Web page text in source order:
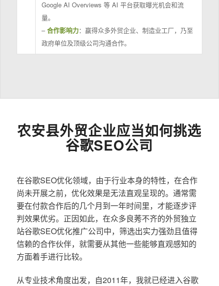
Google AI Overviews 等 AI 平台获取曝光机会和流
量。
–合作影响力：赢得众多外贸企业、制造业工厂，乃至
政府单位及顶级公司沟通合作。
农安县外贸企业应当如何挑选
谷歌SEO公司
在谷歌SEO优化领域，由于行业本身的特性，在合作
尚未开展之前，优化效果是无法直观呈现的。通常需
要在付款合作后的几个月到一年时间里，才能逐步评
判效果优劣。正因如此，在众多良莠不齐的外贸独立
站谷歌SEO优化推广公司中，筛选出实力强劲且值得
信赖的合作伙伴，就需要从其他一些能够直观感知的
方面着手进行比较。
从专业技术角度出发，自2011年，我就已经进入谷歌